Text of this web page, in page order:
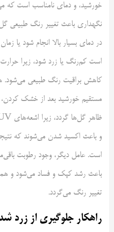
خورشید، و دمای نامناسب است که
نگهداری باعث تغییر رنگ طبیعی
در دمای بسیار بالا انجام شود یا
است کم‌رنگ یا زرد شود، زیرا
کاهش براقیت رنگ طبیعی می‌شود.
مستقیم خورشید بعد از خشک کردن،
و باعث اکسید شدن می‌شوند که
است. عامل دیگر، وجود رطوبت
باعث رشد کپک و فساد می‌شود و
تغییر رنگ می‌گردد.
راهکار جلوگیری از